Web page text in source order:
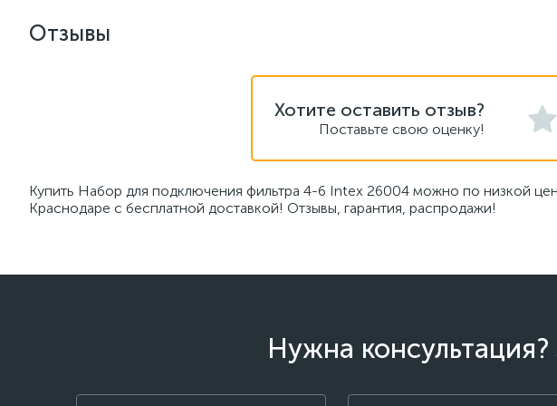
Отзывы
Хотите оставить отзыв?
Поставьте свою оценку!
Купить Набор для подключения фильтра 4-6 Intex 26004 можно по низкой
Краснодаре с бесплатной доставкой! Отзывы, гарантия, распродажи!
Нужна